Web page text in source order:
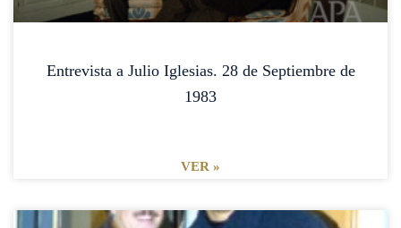
Entrevista a Julio Iglesias. 28 de Septiembre de
1983
VER »